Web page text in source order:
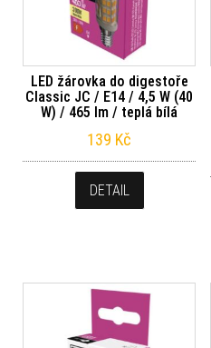
LED žárovka do digestoře
Classic JC / E14 / 4,5 W (40
W) / 465 lm / teplá bílá
139 Kč
DETAIL